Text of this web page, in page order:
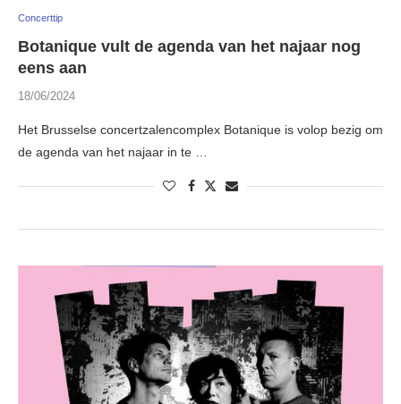
Concerttip
Botanique vult de agenda van het najaar nog
eens aan
18/06/2024
Het Brusselse concertzalencomplex Botanique is volop bezig om
de agenda van het najaar in te …